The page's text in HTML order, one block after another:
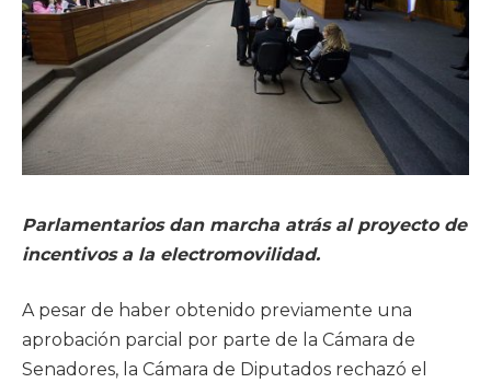
Parlamentarios dan marcha atrás al proyecto de
incentivos a la electromovilidad.
A pesar de haber obtenido previamente una
aprobación parcial por parte de la Cámara de
Senadores, la Cámara de Diputados rechazó el